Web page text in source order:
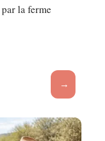
la ferme